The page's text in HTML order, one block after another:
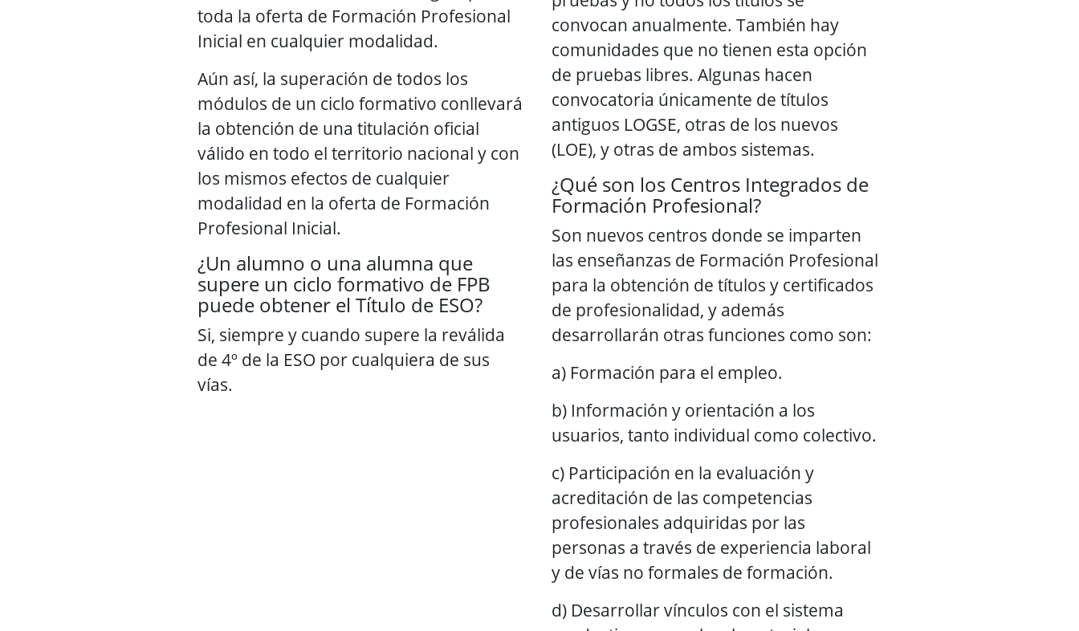
toda la oferta de Formación Profesional
Inicial en cualquier modalidad.
Aún así, la superación de todos los
módulos de un ciclo formativo conllevará
la obtención de una titulación oficial
válido en todo el territorio nacional y con
los mismos efectos de cualquier
modalidad en la oferta de Formación
Profesional Inicial.
¿Un alumno o una alumna que
supere un ciclo formativo de FPB
puede obtener el Título de ESO?
Si, siempre y cuando supere la reválida
de 4º de la ESO por cualquiera de sus
vías.
convocan anualmente. También hay
comunidades que no tienen esta opción
de pruebas libres. Algunas hacen
convocatoria únicamente de títulos
antiguos LOGSE, otras de los nuevos
(LOE), y otras de ambos sistemas.
¿Qué son los Centros Integrados de
Formación Profesional?
Son nuevos centros donde se imparten
las enseñanzas de Formación Profesional
para la obtención de títulos y certificados
de profesionalidad, y además
desarrollarán otras funciones como son:
a) Formación para el empleo.
b) Información y orientación a los
usuarios, tanto individual como colectivo.
c) Participación en la evaluación y
acreditación de las competencias
profesionales adquiridas por las
personas a través de experiencia laboral
y de vías no formales de formación.
d) Desarrollar vínculos con el sistema